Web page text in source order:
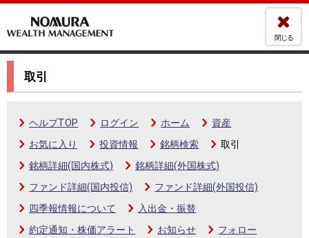
閉じる
取引
ヘルプTOP ログイン ホーム
資産
お気に入り
投資情報 銘柄検索
取引
銘柄詳細(国内株式)
銘柄詳細(外国株式)
ファンド詳細(国内投信)
ファンド詳細(外国投信)
四季報情報について
入出金・振替
約定通知・株価アラート
お知らせ
フォロー